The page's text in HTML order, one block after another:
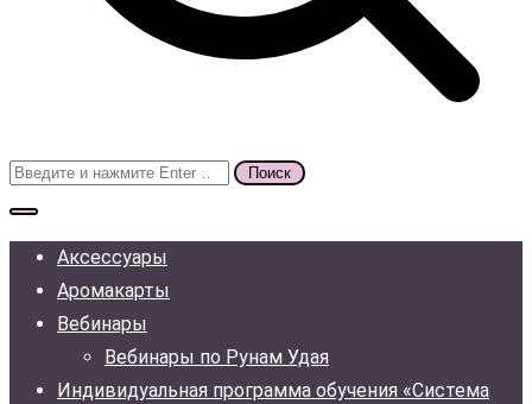
Поиск
для:
Аксессуары
Аромакарты
Вебинары
Вебинары по Рунам Удая
Индивидуальная программа обучения «Система